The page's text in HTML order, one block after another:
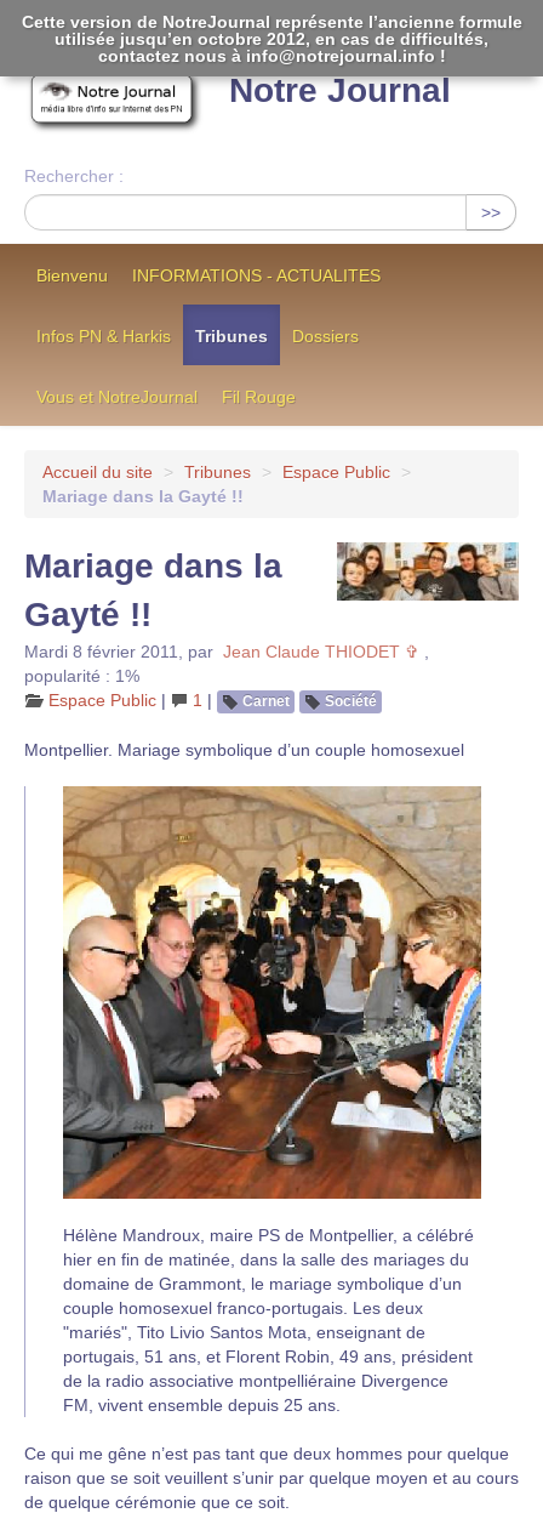
Notre Journal
Rechercher :
>>
Bienvenu INFORMATIONS - ACTUALITES
Infos PN & Harkis Tribunes Dossiers
Vous et NotreJournal Fil Rouge
Accueil du site > Tribunes > Espace Public
>
Mariage dans la Gayté !!
Mariage dans la
Gayté !!
Mardi 8 février 2011 par Jean Claude THIODET ✞
popularité : 1%
Espace Public | 1 | Carnet Société
Montpellier. Mariage symbolique d’un couple homosexuel
Hélène Mandroux, maire PS de Montpellier, a célébré
hier en fin de matinée, dans la salle des mariages du
domaine de Grammont, le mariage symbolique d’un
couple homosexuel franco-portugais. Les deux
"mariés", Tito Livio Santos Mota, enseignant de
portugais, 51 ans, et Florent Robin, 49 ans, président
de la radio associative montpelliéraine Divergence
FM, vivent ensemble depuis 25 ans.
Ce qui me gêne n’est pas tant que deux hommes pour quelque
raison que se soit veuillent s’unir par quelque moyen et au cours
de quelque cérémonie que ce soit.
Cette version de NotreJournal représente l’ancienne formule
utilisée jusqu’en octobre 2012, en cas de difficultés,
contactez nous à info@notrejournal.info !